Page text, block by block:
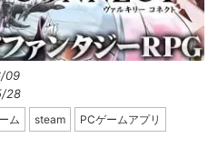
09
28
ム steam PCゲームアプリ